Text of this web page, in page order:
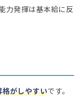
力発揮は基本給に反
がしやすいです。